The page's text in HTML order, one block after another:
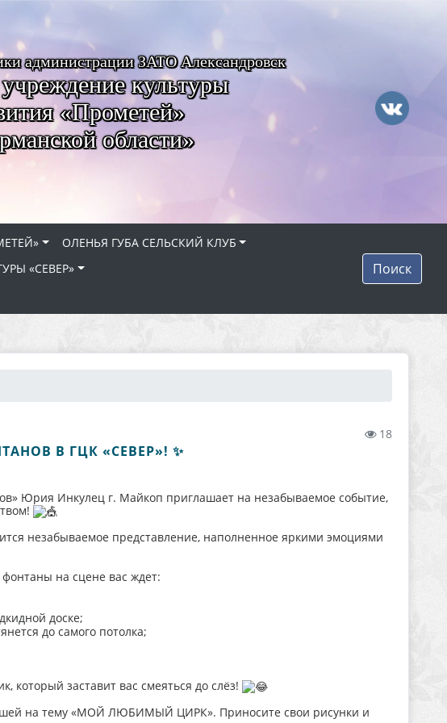
администрации ЗАТО Александровск
культуры
«Прометей»
области»
ОЛЕНЬЯ ГУБА СЕЛЬСКИЙ КЛУБ
«СЕВЕР»
Поиск
18
В ГЦК «СЕВЕР»! ✨
Юрия Инкулец г. Майкоп приглашает на незабываемое событие,
незабываемое представление, наполненное яркими эмоциями
на сцене вас ждет:
доске;
до самого потолка;
который заставит вас смеяться до слёз!
на тему «МОЙ ЛЮБИМЫЙ ЦИРК». Приносите свои рисунки и